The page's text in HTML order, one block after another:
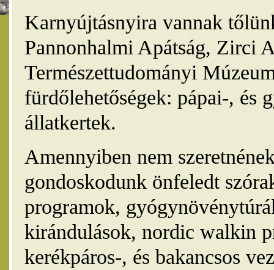
Karnyújtásnyira vannak
Pannonhalmi Apátság, Zirci
Természettudományi
fürdőlehetőségek: pápai-, és
állatkertek.
Amennyiben nem
gondoskodunk önfeledt
programok,
kirándulások, nordic walkin
kerékpáros-, és bakancsos